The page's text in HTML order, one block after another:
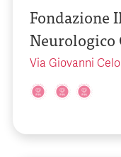
Fondazione
Neurologico
Via Giovanni